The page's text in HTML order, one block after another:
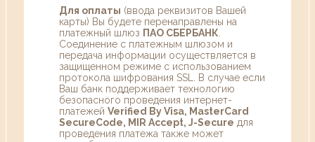
Для оплаты (ввода реквизитов Вашей
карты) Вы будете перенаправлены на
платежный шлюз ПАО СБЕРБАНК
Соединение с платежным шлюзом и
передача информации осуществляется в
защищенном режиме с использованием
протокола шифрования SSL. В случае если
Ваш банк поддерживает технологию
безопасного проведения интернет-
платежей Verified By Visa, MasterCard
SecureCode, MIR Accept, J-Secure для
проведения платежа также может